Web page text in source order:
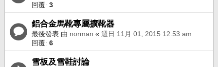
回覆: 3
鋁合金馬靴專屬擴靴器
最後發表 由 norman « 週日 11月 01, 2015 12:53 am
回覆: 6
雪板及雪鞋討論